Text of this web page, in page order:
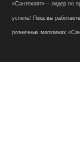
«Сантехопт» – лидер по
успеть! Пока вы
розничных магазинах